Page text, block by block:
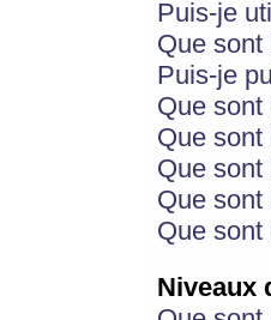
Puis-je
Que
Puis-je
Que
Que sont
Que sont
Que
Que
Niveaux